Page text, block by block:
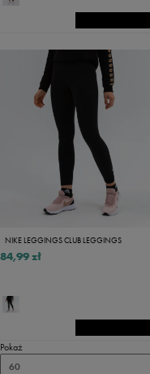
NIKE LEGGINGS CLUB LEGGINGS
84,99 zł
Pokaż
60